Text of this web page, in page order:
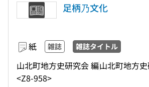
足柄乃文化
紙 雑誌 雑誌タイトル
山北町地方史研究会 編山北町地方
<Z8-958>